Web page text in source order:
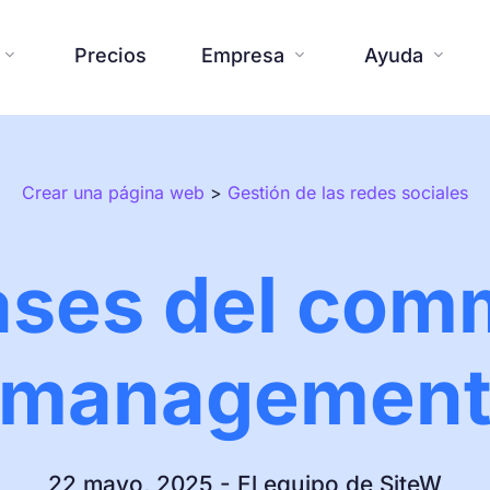
 Precios Empresa  Ayuda 
Página web  Herramientas adicionales
Noticias de SiteW 
Blog  Centro de
Crear una página web > Gestión de las redes sociales
del
management
22 mayo, 2025 - El equipo de SiteW